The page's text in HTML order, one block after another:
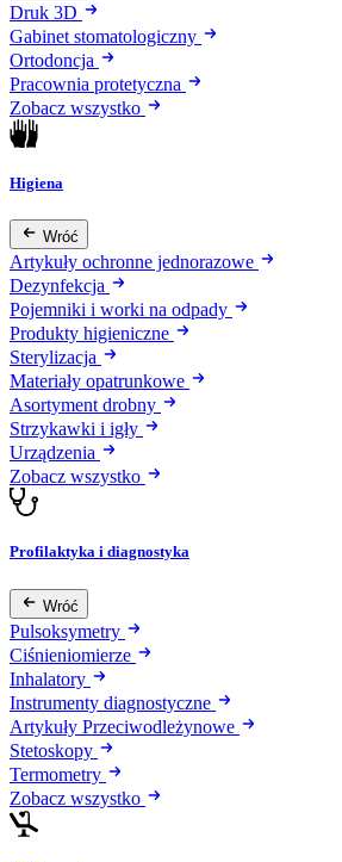
Druk 3D
Gabinet stomatologiczny
Ortodoncja
Pracownia protetyczna
Zobacz wszystko
Higiena
Wróć
Artykuły ochronne jednorazowe
Dezynfekcja
Pojemniki i worki na odpady
Produkty higieniczne
Sterylizacja
Materiały opatrunkowe
Asortyment drobny
Strzykawki i igły
Urządzenia
Zobacz wszystko
Profilaktyka i diagnostyka
Wróć
Pulsoksymetry
Ciśnieniomierze
Inhalatory
Instrumenty diagnostyczne
Artykuły Przeciwodleżynowe
Stetoskopy
Termometry
Zobacz wszystko